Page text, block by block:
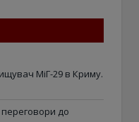
МіГ-29 в Криму.
до